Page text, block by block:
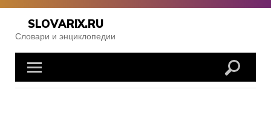
Skip
content
SLOVARIX.RU
Словари и энциклопедии